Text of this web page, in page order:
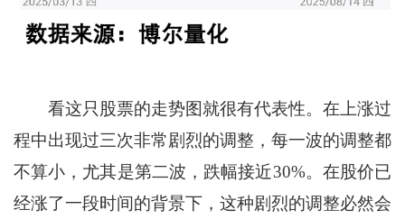
看这只股票的走势图就很有代表性。在上涨过
程中出现过三次非常剧烈的调整，每一波的调整都
不算小，尤其是第二波，跌幅接近30%。在股价已
经涨了一段时间的背景下，这种剧烈的调整必然会